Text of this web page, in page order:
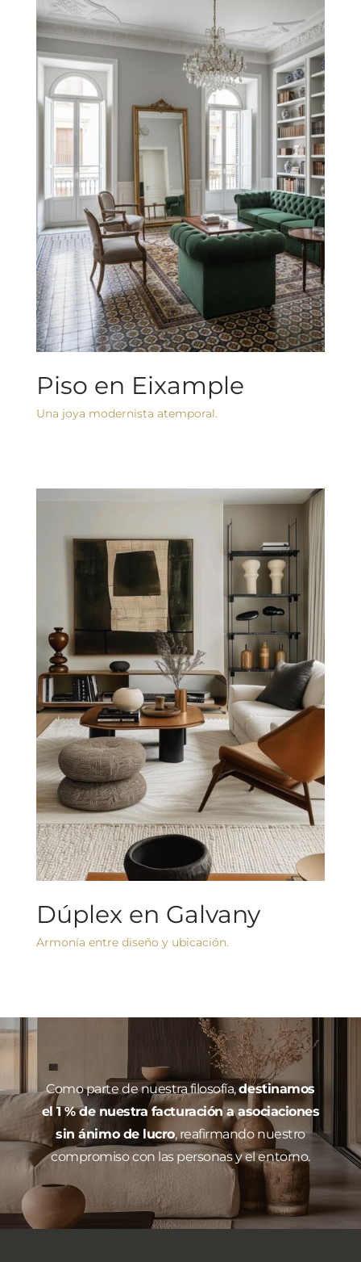
Piso en Eixample
Una joya modernista atemporal.
Dúplex en Galvany
Armonía entre diseño y ubicación.
Como parte de nuestra filosofía,destinamos
el 1 % de nuestra facturación a asociaciones
sin ánimo de lucro, reafirmando nuestro
compromiso con las personas y el entorno.